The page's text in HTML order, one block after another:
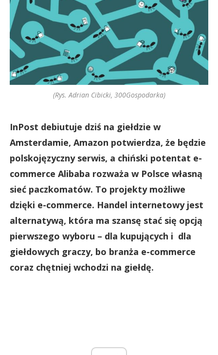
(Rys. Adrian Cibicki, 300Gospodarka)
InPost debiutuje dziś na giełdzie w
Amsterdamie, Amazon potwierdza, że będzie
polskojęzyczny serwis, a chiński potentat e-
commerce Alibaba rozważa w Polsce własną
sieć paczkomatów. To projekty możliwe
dzięki e-commerce. Handel internetowy jest
alternatywą, która ma szansę stać się opcją
pierwszego wyboru – dla kupujących i dla
giełdowych graczy, bo branża e-commerce
coraz chętniej wchodzi na giełdę.